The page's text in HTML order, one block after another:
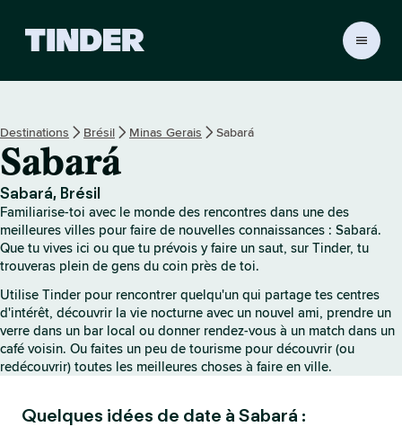
i
n
d
e
r
Destinations Brésil Minas Gerais Sabará
Sabará
Sabará, Brésil
Familiarise-toi avec le monde des rencontres dans une des
meilleures villes pour faire de nouvelles connaissances : Sabará.
Que tu vives ici ou que tu prévois y faire un saut, sur Tinder, tu
trouveras plein de gens du coin près de toi.
Utilise Tinder pour rencontrer quelqu'un qui partage tes centres
d'intérêt, découvrir la vie nocturne avec un nouvel ami, prendre un
verre dans un bar local ou donner rendez-vous à un match dans un
café voisin. Ou faites un peu de tourisme pour découvrir (ou
redécouvrir) toutes les meilleures choses à faire en ville.
Quelques idées de date à Sabará :